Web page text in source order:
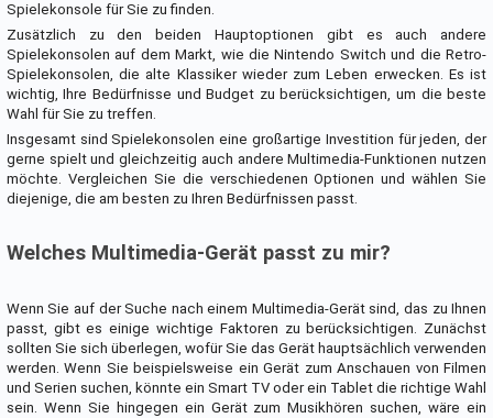
Spielekonsole für Sie zu finden.
Zusätzlich zu den beiden Hauptoptionen gibt es auch andere
Spielekonsolen auf dem Markt, wie die Nintendo Switch und die Retro-
Spielekonsolen, die alte Klassiker wieder zum Leben erwecken. Es ist
wichtig, Ihre Bedürfnisse und Budget zu berücksichtigen, um die beste
Wahl für Sie zu treffen.
Insgesamt sind Spielekonsolen eine großartige Investition für jeden, der
gerne spielt und gleichzeitig auch andere Multimedia-Funktionen nutzen
möchte. Vergleichen Sie die verschiedenen Optionen und wählen Sie
diejenige, die am besten zu Ihren Bedürfnissen passt.
Welches Multimedia-Gerät passt zu mir?
Wenn Sie auf der Suche nach einem Multimedia-Gerät sind, das zu Ihnen
passt, gibt es einige wichtige Faktoren zu berücksichtigen. Zunächst
sollten Sie sich überlegen, wofür Sie das Gerät hauptsächlich verwenden
werden. Wenn Sie beispielsweise ein Gerät zum Anschauen von Filmen
und Serien suchen, könnte ein Smart TV oder ein Tablet die richtige Wahl
sein. Wenn Sie hingegen ein Gerät zum Musikhören suchen, wäre ein